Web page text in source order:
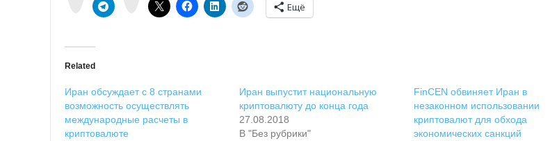
Ещё
Related
Иран обсуждает с 8 странами
возможность осуществлять
международные расчеты в
криптовалюте
Иран выпустит национальную
криптовалюту до конца года
27.08.2018
В "Без рубрики"
FinCEN обвиняет Иран в
незаконном использовании
криптовалют для обхода
экономических санкций